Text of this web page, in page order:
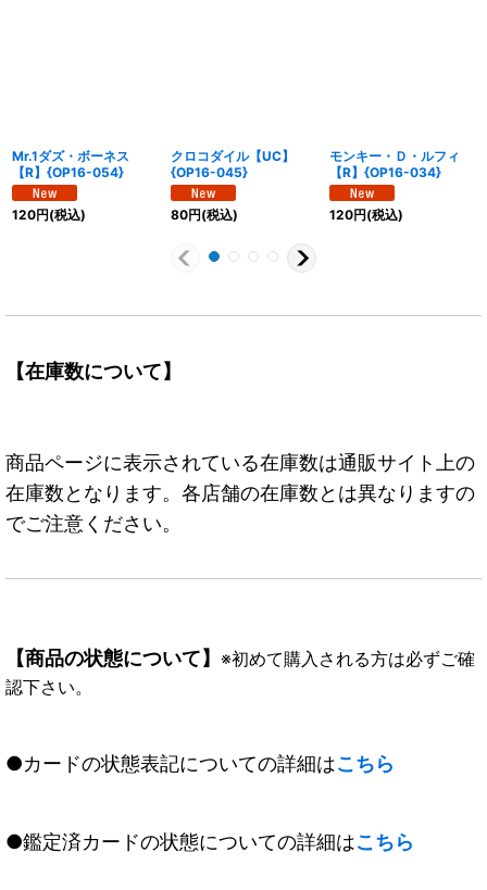
Mr.1ダズ・ボーネス
【R】{OP16-054}
120円(税込)
クロコダイル【UC】
{OP16-045}
80円(税込)
モンキー・Ｄ・ルフィ
【R】{OP16-034}
120円(税込)
【在庫数について】
商品ページに表示されている在庫数は通販サイト上の
在庫数となります。各店舗の在庫数とは異なりますの
でご注意ください。
【商品の状態について】 ※初めて購入される方は必ずご確
認下さい。
●カードの状態表記についての詳細はこちら
●鑑定済カードの状態についての詳細はこちら